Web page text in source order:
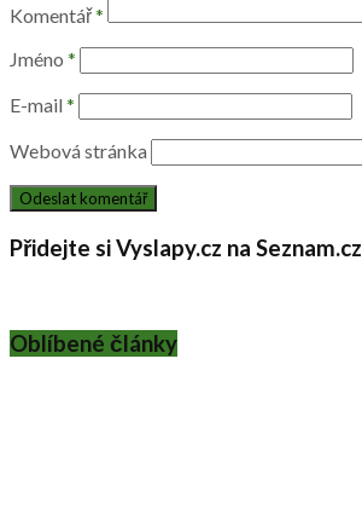
Komentář*
Jméno *
E-mail *
Webová stránka
Přidejte si Vyslapy.cz na Seznam.cz
Oblíbené články